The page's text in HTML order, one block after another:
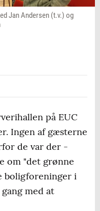
Jan Andersen (t.v.) og
på EUC
Ingen af gæsterne
de var der -
om "det grønne
boligforeninger i
med at